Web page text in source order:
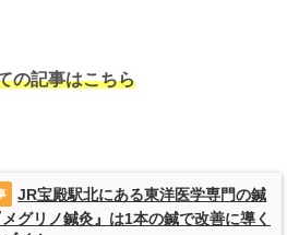
の記事はこちら
JR宝殿駅北にある東洋医学専門の鍼
グリノ鍼灸』は1本の鍼で改善に導く